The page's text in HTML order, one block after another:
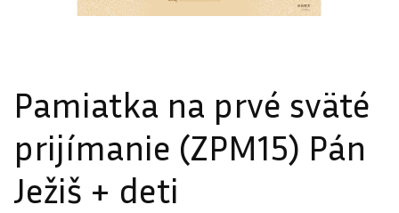
Pamiatka na prvé sväté
prijímanie (ZPM15) Pán
Ježiš + deti